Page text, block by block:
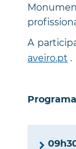
A
aveiro.pt .
Programa